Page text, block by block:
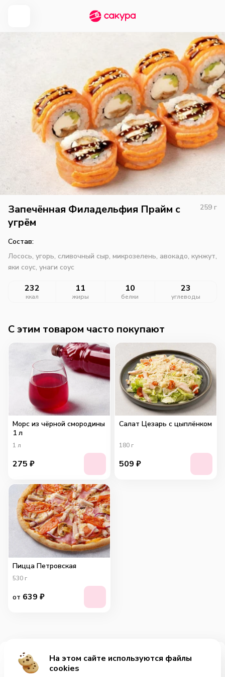
Запечённая Филадельфия Прайм с
угрём
259 г
Состав:
Лосось, угорь, сливочный сыр, микрозелень, авокадо, кунжут,
яки соус, унаги соус
232
ккал
11
жиры
10
белки
23
углеводы
Добавить за 849₽
C этим товаром часто покупают
Морс из чёрной смородины
1 л
1 л
275 ₽
Салат Цезарь с цыплёнком
180 г
509 ₽
Пицца Петровская
530 г
от 639 ₽
На этом сайте используются файлы
cookies